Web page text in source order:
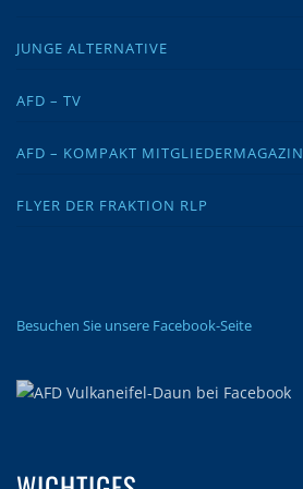
JUNGE ALTERNATIVE
AFD – TV
AFD – KOMPAKT MITGLIEDERMAGAZIN
FLYER DER FRAKTION RLP
Besuchen Sie unsere Facebook-Seite